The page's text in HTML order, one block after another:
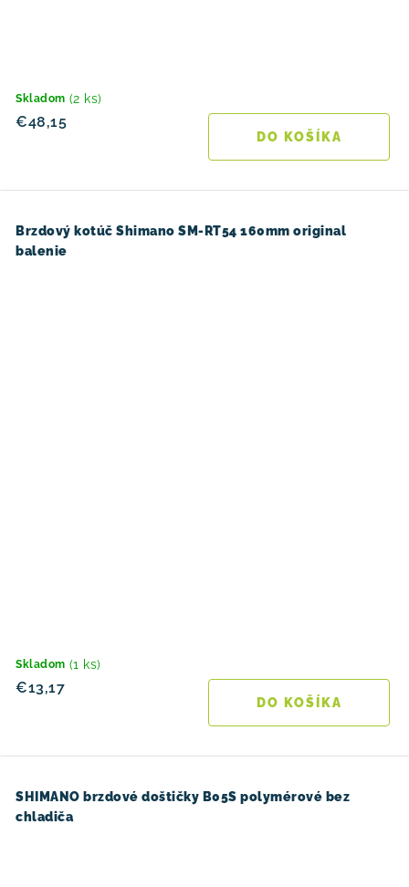
Skladom (2 ks)
€48,15
DO KOŠÍKA
Brzdový kotúč Shimano SM-RT54 160mm original
balenie
Skladom (1 ks)
€13,17
DO KOŠÍKA
SHIMANO brzdové doštičky B05S polymérové bez
chladiča